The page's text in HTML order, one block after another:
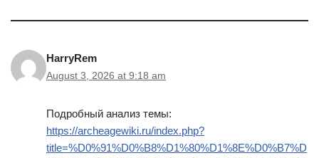
HarryRem
August 3, 2026 at 9:18 am
Подробный анализ темы:
https://archeagewiki.ru/index.php?
title=%D0%91%D0%B8%D1%80%D1%8E%D0%B7%D